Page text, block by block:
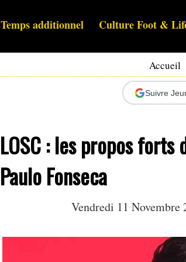
Temps additionnel Culture Foot &
Accueil
Suivre
LOSC : les propos forts
Paulo Fonseca
Vendredi 11